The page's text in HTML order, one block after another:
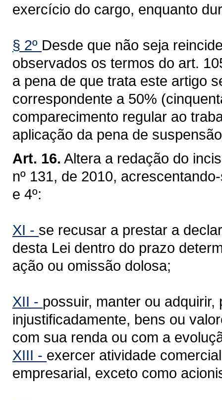
exercício do cargo, enquanto
§ 2º Desde que não seja
observados os termos do art.
a pena de que trata este artigo
correspondente a 50%
comparecimento regular ao
aplicação da pena de
Art. 16. Altera a redação do
nº 131, de 2010,
e 4º:
XI - se recusar a prestar a
desta Lei dentro do prazo
ação ou omissão dolosa;
XII - possuir, manter ou
injustificadamente, bens ou
com sua renda ou com a
XIII - exercer atividade
empresarial, exceto como